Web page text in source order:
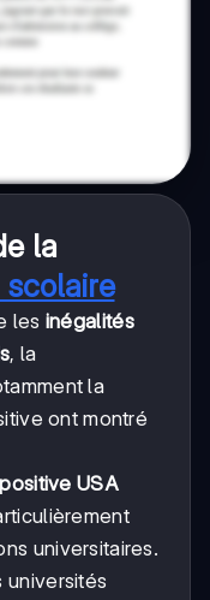
la
les inégalités
, la
la
ont montré
USA
universitaires.
universités